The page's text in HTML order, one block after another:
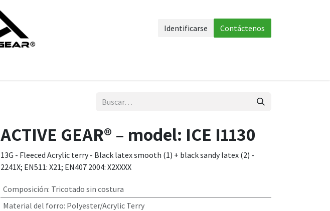
Identificarse Contáctenos
ACTIVE GEAR® – model: ICE I1130
13G - Fleeced Acrylic terry - Black latex smooth (1) + black sandy latex (2) -
2241X; EN511: X21; EN407 2004: X2XXXX
Composición: Tricotado sin costura
Material del forro: Polyester/Acrylic Terry